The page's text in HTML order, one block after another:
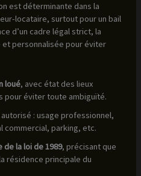
est déterminante dans la
locataire, surtout pour un bail
d’un cadre légal strict, la
personnalisée pour éviter
loué, avec état des lieux
pour éviter toute ambiguïté.
: usage professionnel,
commercial, parking, etc.
de la loi de 1989, précisant que
résidence principale du